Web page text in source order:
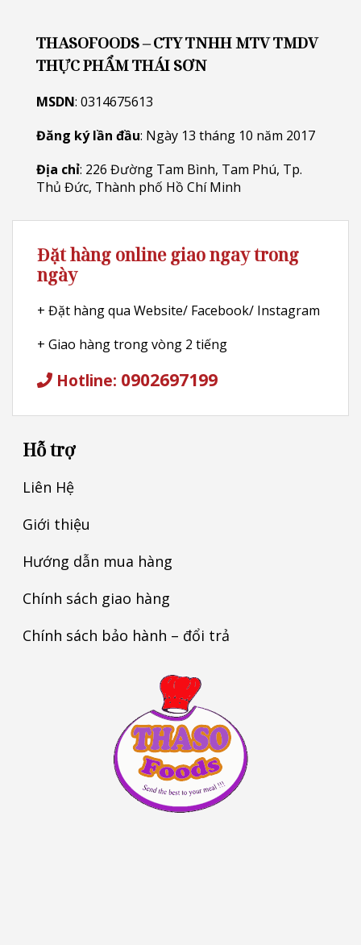
THASOFOODS – CTY TNHH MTV TMDV
THỰC PHẨM THÁI SƠN
MSDN: 0314675613
Đăng ký lần đầu: Ngày 13 tháng 10 năm 2017
Địa chỉ: 226 Đường Tam Bình, Tam Phú, Tp.
Thủ Đức, Thành phố Hồ Chí Minh
Đặt hàng online giao ngay trong
ngày
+ Đặt hàng qua Website/ Facebook/ Instagram
+ Giao hàng trong vòng 2 tiếng
Hotline: 0902697199
Hỗ trợ
Liên Hệ
Giới thiệu
Hướng dẫn mua hàng
Chính sách giao hàng
Chính sách bảo hành – đổi trả